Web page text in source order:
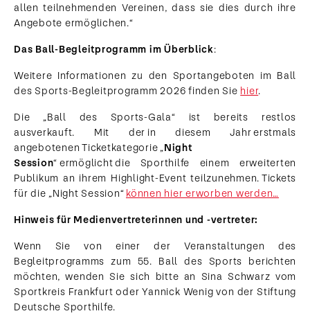
allen teilnehmenden Vereinen, dass sie dies durch ihre
Angebote ermöglichen.“
Das Ball-Begleitprogramm im Überblick:
Weitere Informationen zu den Sportangeboten im Ball
des Sports-Begleitprogramm 2026 finden Sie hier.
Die „Ball des Sports-Gala“ ist bereits restlos
ausverkauft. Mit der in diesem Jahr erstmals
angebotenen Ticketkategorie „Night
Session“ ermöglicht die Sporthilfe einem erweiterten
Publikum an ihrem Highlight-Event teilzunehmen. Tickets
für die „Night Session“ können hier erworben werden…
Hinweis für Medienvertreterinnen und -vertreter:
Wenn Sie von einer der Veranstaltungen des
Begleitprogramms zum 55. Ball des Sports berichten
möchten, wenden Sie sich bitte an Sina Schwarz vom
Sportkreis Frankfurt oder Yannick Wenig von der Stiftung
Deutsche Sporthilfe.